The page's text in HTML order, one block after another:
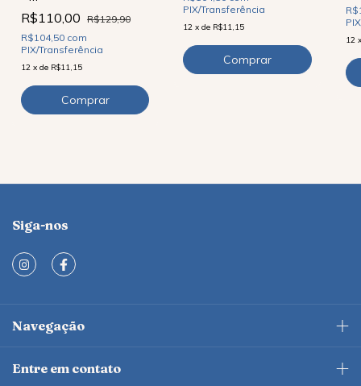
R$110,00 R$129,90
R$104,50 com
PIX/Transferência
12 x de R$11,15
PIX/Transferência
12 xde R$11,15
12
Siga-nos
Navegação
Entre em contato